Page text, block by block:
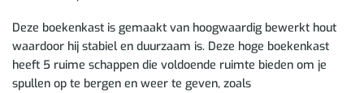
Deze boekenkast is gemaakt van hoogwaardig bewerkt hout
waardoor hij stabiel en duurzaam is. Deze hoge boekenkast
heeft 5 ruime schappen die voldoende ruimte bieden om je
spullen op te bergen en weer te geven, zoals